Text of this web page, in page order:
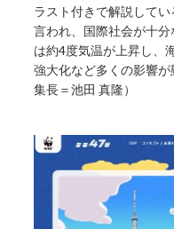
ラスト付きで解説して
言われ、国際社会が十
は約4度気温が上昇し、
強大化など多くの影響
集長＝池田 真隆）